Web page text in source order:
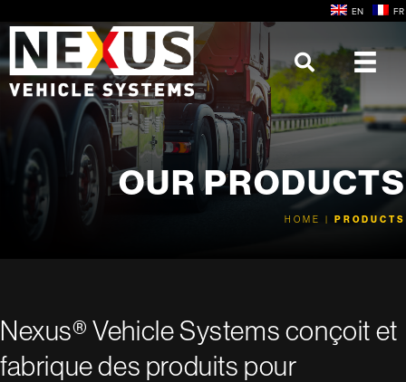
content
EN FR
OUR PRODUCTS
HOME | PRODUCTS
Nexus® Vehicle Systems conçoit et
fabrique des produits pour